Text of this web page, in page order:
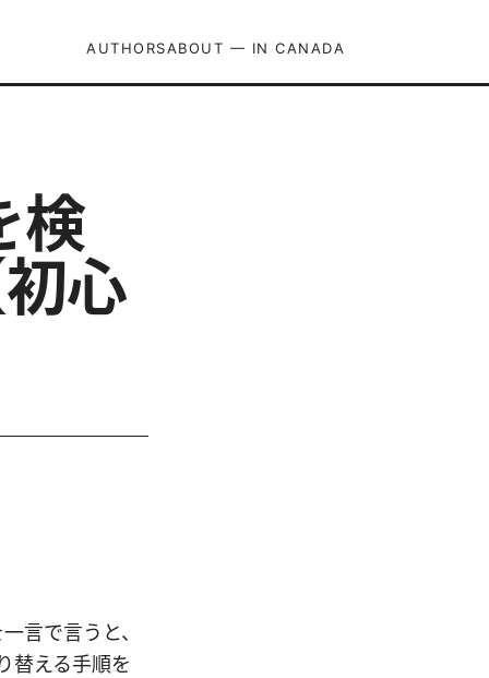
AUTHORSABOUT — IN CANADA
検
初心
言で言うと、
替える手順を